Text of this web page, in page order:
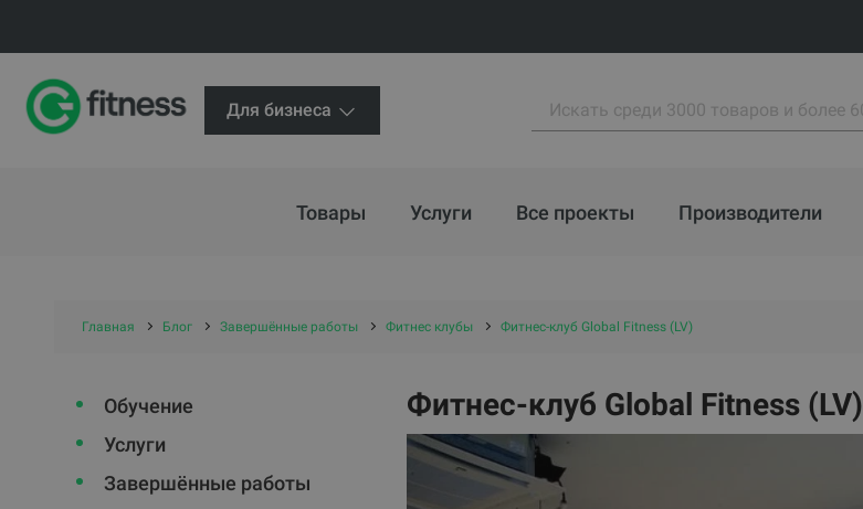
Для бизнеса
Товары Услуги Все проекты Производители
Главная Блог Завершённые работы Фитнес клубы Фитнес-клуб Global Fitness (LV)
Обучение
Услуги
Завершённые работы
Фитнес-клуб Global Fitness (LV)